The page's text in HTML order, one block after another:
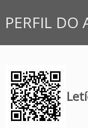
PERFIL DO